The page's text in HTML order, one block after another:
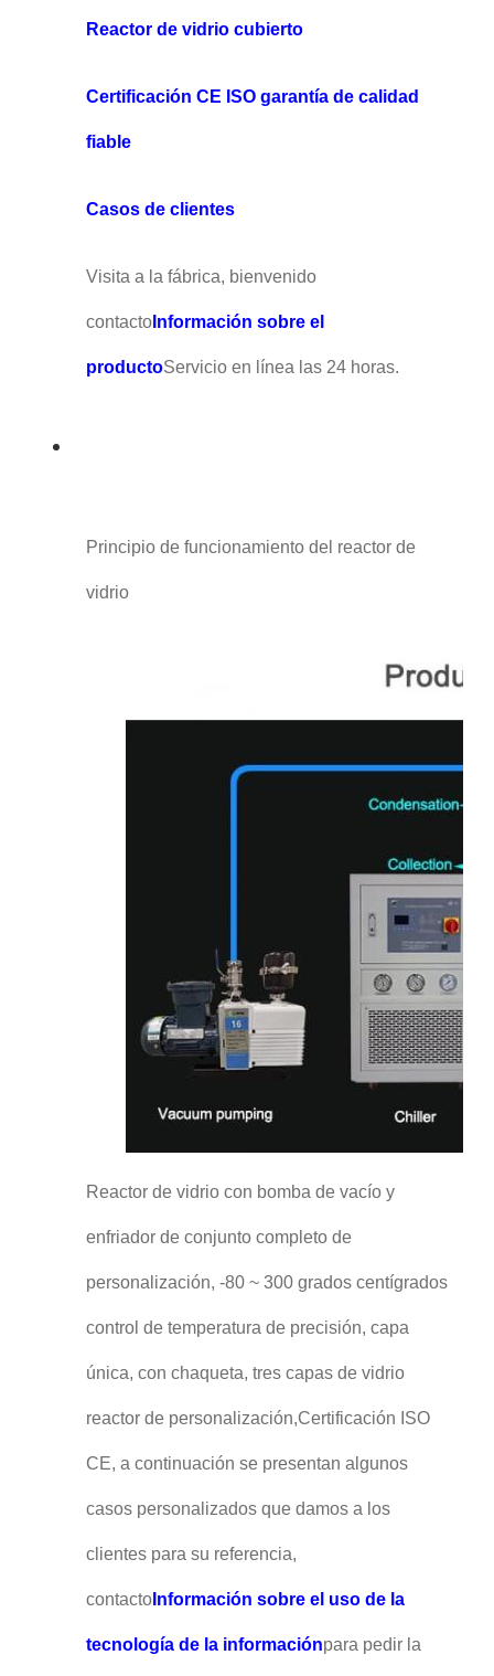
Reactor de vidrio cubierto
Certificación CE ISO garantía de calidad
fiable
Casos de clientes
Visita a la fábrica, bienvenido
contactoInformación sobre el
productoServicio en línea las 24 horas.
Principio de funcionamiento del reactor de
vidrio
Reactor de vidrio con bomba de vacío y
enfriador de conjunto completo de
personalización, -80 ~ 300 grados centígrados
control de temperatura de precisión, capa
única, con chaqueta, tres capas de vidrio
reactor de personalización,Certificación ISO
CE, a continuación se presentan algunos
casos personalizados que damos a los
clientes para su referencia,
contactoInformación sobre el uso de la
tecnología de la informaciónpara pedir la